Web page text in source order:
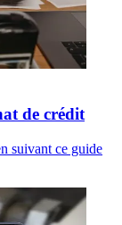
de crédit
suivant ce guide